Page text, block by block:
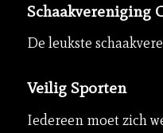
Schaakvereniging
De leukste
Veilig Sporten
Iedereen moet zich